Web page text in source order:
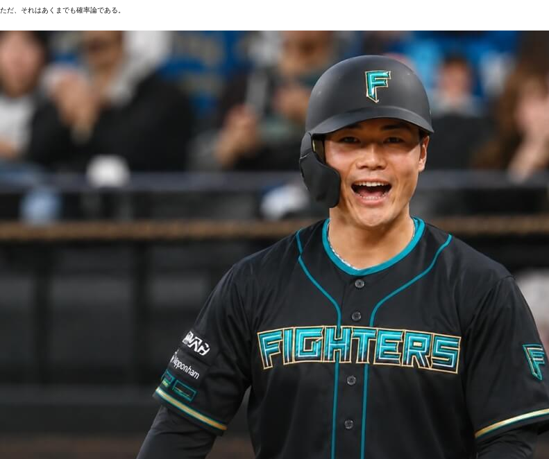
ただ、それはあくまでも確率論である。